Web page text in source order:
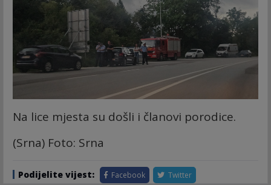
Na lice mjesta su došli i članovi porodice.
(Srna) Foto: Srna
Podijelite vijest: Facebook Twitter